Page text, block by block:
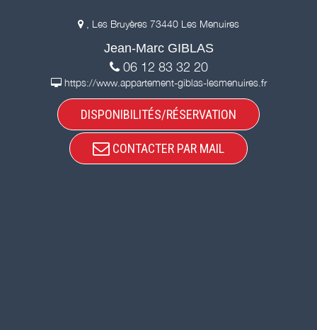
, Les Bruyères 73440 Les Menuires
Jean-Marc GIBLAS
06 12 83 32 20
https://www.appartement-giblas-lesmenuires.fr
DISPONIBILITÉS/RÉSERVATION
CONTACTER PAR MAIL